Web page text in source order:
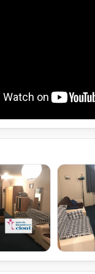
un Boiler Elettrico
quali non viene
del Condominio,
Cantina, ad uso
con armadietti
è presente un
e Macchina